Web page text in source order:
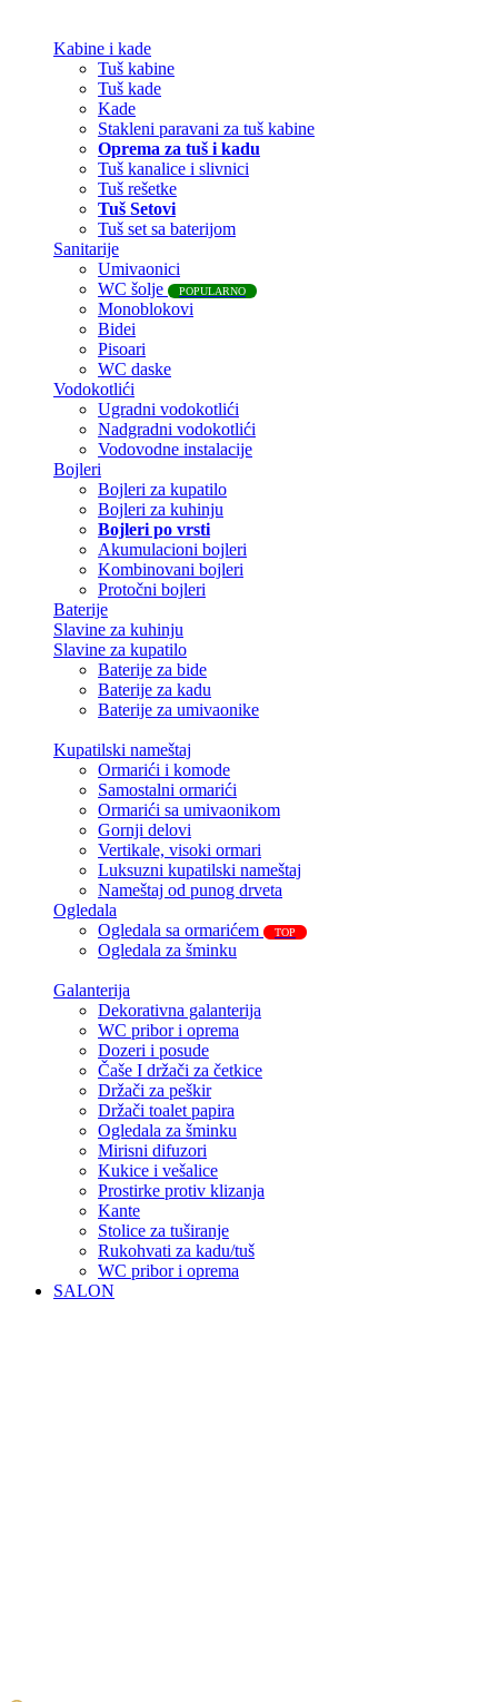
Kabine i kade
Tuš kabine
Tuš kade
Kade
Stakleni paravani za tuš kabine
Oprema za tuš i kadu
Tuš kanalice i slivnici
Tuš rešetke
Tuš Setovi
Tuš set sa baterijom
Sanitarije
Umivaonici
WC šolje
POPULARNO
Monoblokovi
Bidei
Pisoari
WC daske
Vodokotlići
Ugradni vodokotlići
Nadgradni vodokotlići
Vodovodne instalacije
Bojleri
Bojleri za kupatilo
Bojleri za kuhinju
Bojleri po vrsti
Akumulacioni bojleri
Kombinovani bojleri
Protočni bojleri
Baterije
Slavine za kuhinju
Slavine za kupatilo
Baterije za bide
Baterije za kadu
Baterije za umivaonike
Kupatilski nameštaj
Ormarići i komode
Samostalni ormarići
Ormarići sa umivaonikom
Gornji delovi
Vertikale, visoki ormari
Luksuzni kupatilski nameštaj
Nameštaj od punog drveta
Ogledala
Ogledala sa ormarićem
TOP
Ogledala za šminku
Galanterija
Dekorativna galanterija
WC pribor i oprema
Dozeri i posude
Čaše I držači za četkice
Držači za peškir
Držači toalet papira
Ogledala za šminku
Mirisni difuzori
Kukice i vešalice
Prostirke protiv klizanja
Kante
Stolice za tuširanje
Rukohvati za kadu/tuš
WC pribor i oprema
SALON